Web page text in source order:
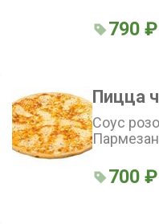
790 ₽
Пицца
Соус
700 ₽